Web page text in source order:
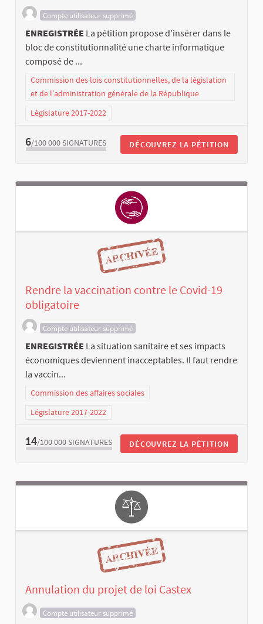
Compte utilisateur supprimé
ENREGISTRÉE La pétition propose d’insérer dans le
bloc de constitutionnalité une charte informatique
composé de ...
Commission des lois constitutionnelles, de la législation
et de l’administration générale de la République
Législature 2017-2022
6/100 000 SIGNATURES DÉCOUVREZ LA PÉTITION
Rendre la vaccination contre le Covid-19
obligatoire
Compte utilisateur supprimé
ENREGISTRÉE La situation sanitaire et ses impacts
économiques deviennent inacceptables. Il faut rendre
la vaccin...
Commission des affaires sociales
Législature 2017-2022
14/100 000 SIGNATURES DÉCOUVREZ LA PÉTITION
Annulation du projet de loi Castex
Compte utilisateur supprimé